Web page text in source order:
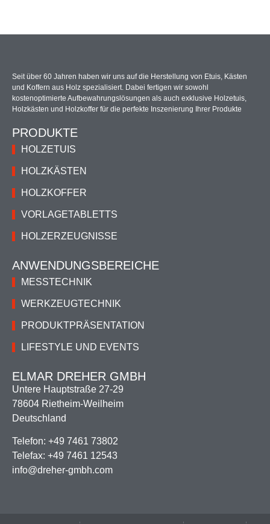
Seit über 60 Jahren haben wir uns auf die Herstellung von Etuis, Kästen
und Koffern aus Holz spezialisiert. Dabei fertigen wir sowohl
kostenoptimierte Aufbewahrungslösungen als auch exklusive Holzetuis,
Holzkästen und Holzkoffer für die perfekte Inszenierung Ihrer Produkte
PRODUKTE
HOLZETUIS
HOLZKÄSTEN
HOLZKOFFER
VORLAGETABLETTS
HOLZERZEUGNISSE
ANWENDUNGSBEREICHE
MESSTECHNIK
WERKZEUGTECHNIK
PRODUKTPRÄSENTATION
LIFESTYLE UND EVENTS
ELMAR DREHER GMBH
Untere Hauptstraße 27-29
78604 Rietheim-Weilheim
Deutschland
Telefon: +­49 7461 73802
Telefax: +­49 7461 12543
info@dreher-gmbh.com